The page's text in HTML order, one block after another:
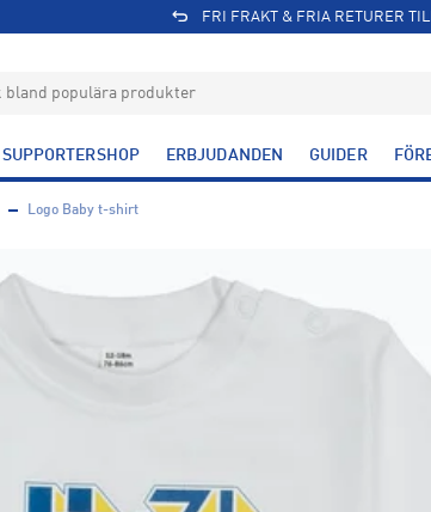
FRI FRAKT & FRIA RETURER
SUPPORTERSHOP ERBJUDANDEN GUIDER
Logo Baby t-shirt